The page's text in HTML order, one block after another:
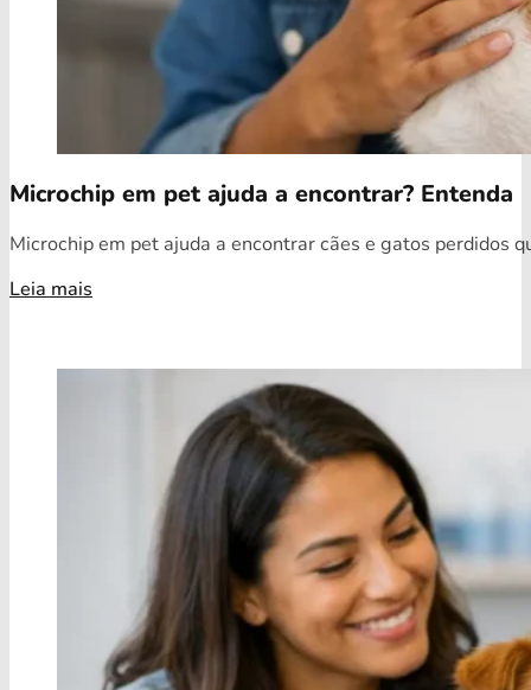
Microchip em pet ajuda a encontrar? Entenda
Microchip em pet ajuda a encontrar cães e gatos perdidos
Leia mais